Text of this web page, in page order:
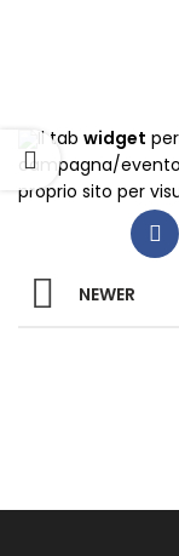
Il tab widget
campagna/
proprio sito per
NEWER